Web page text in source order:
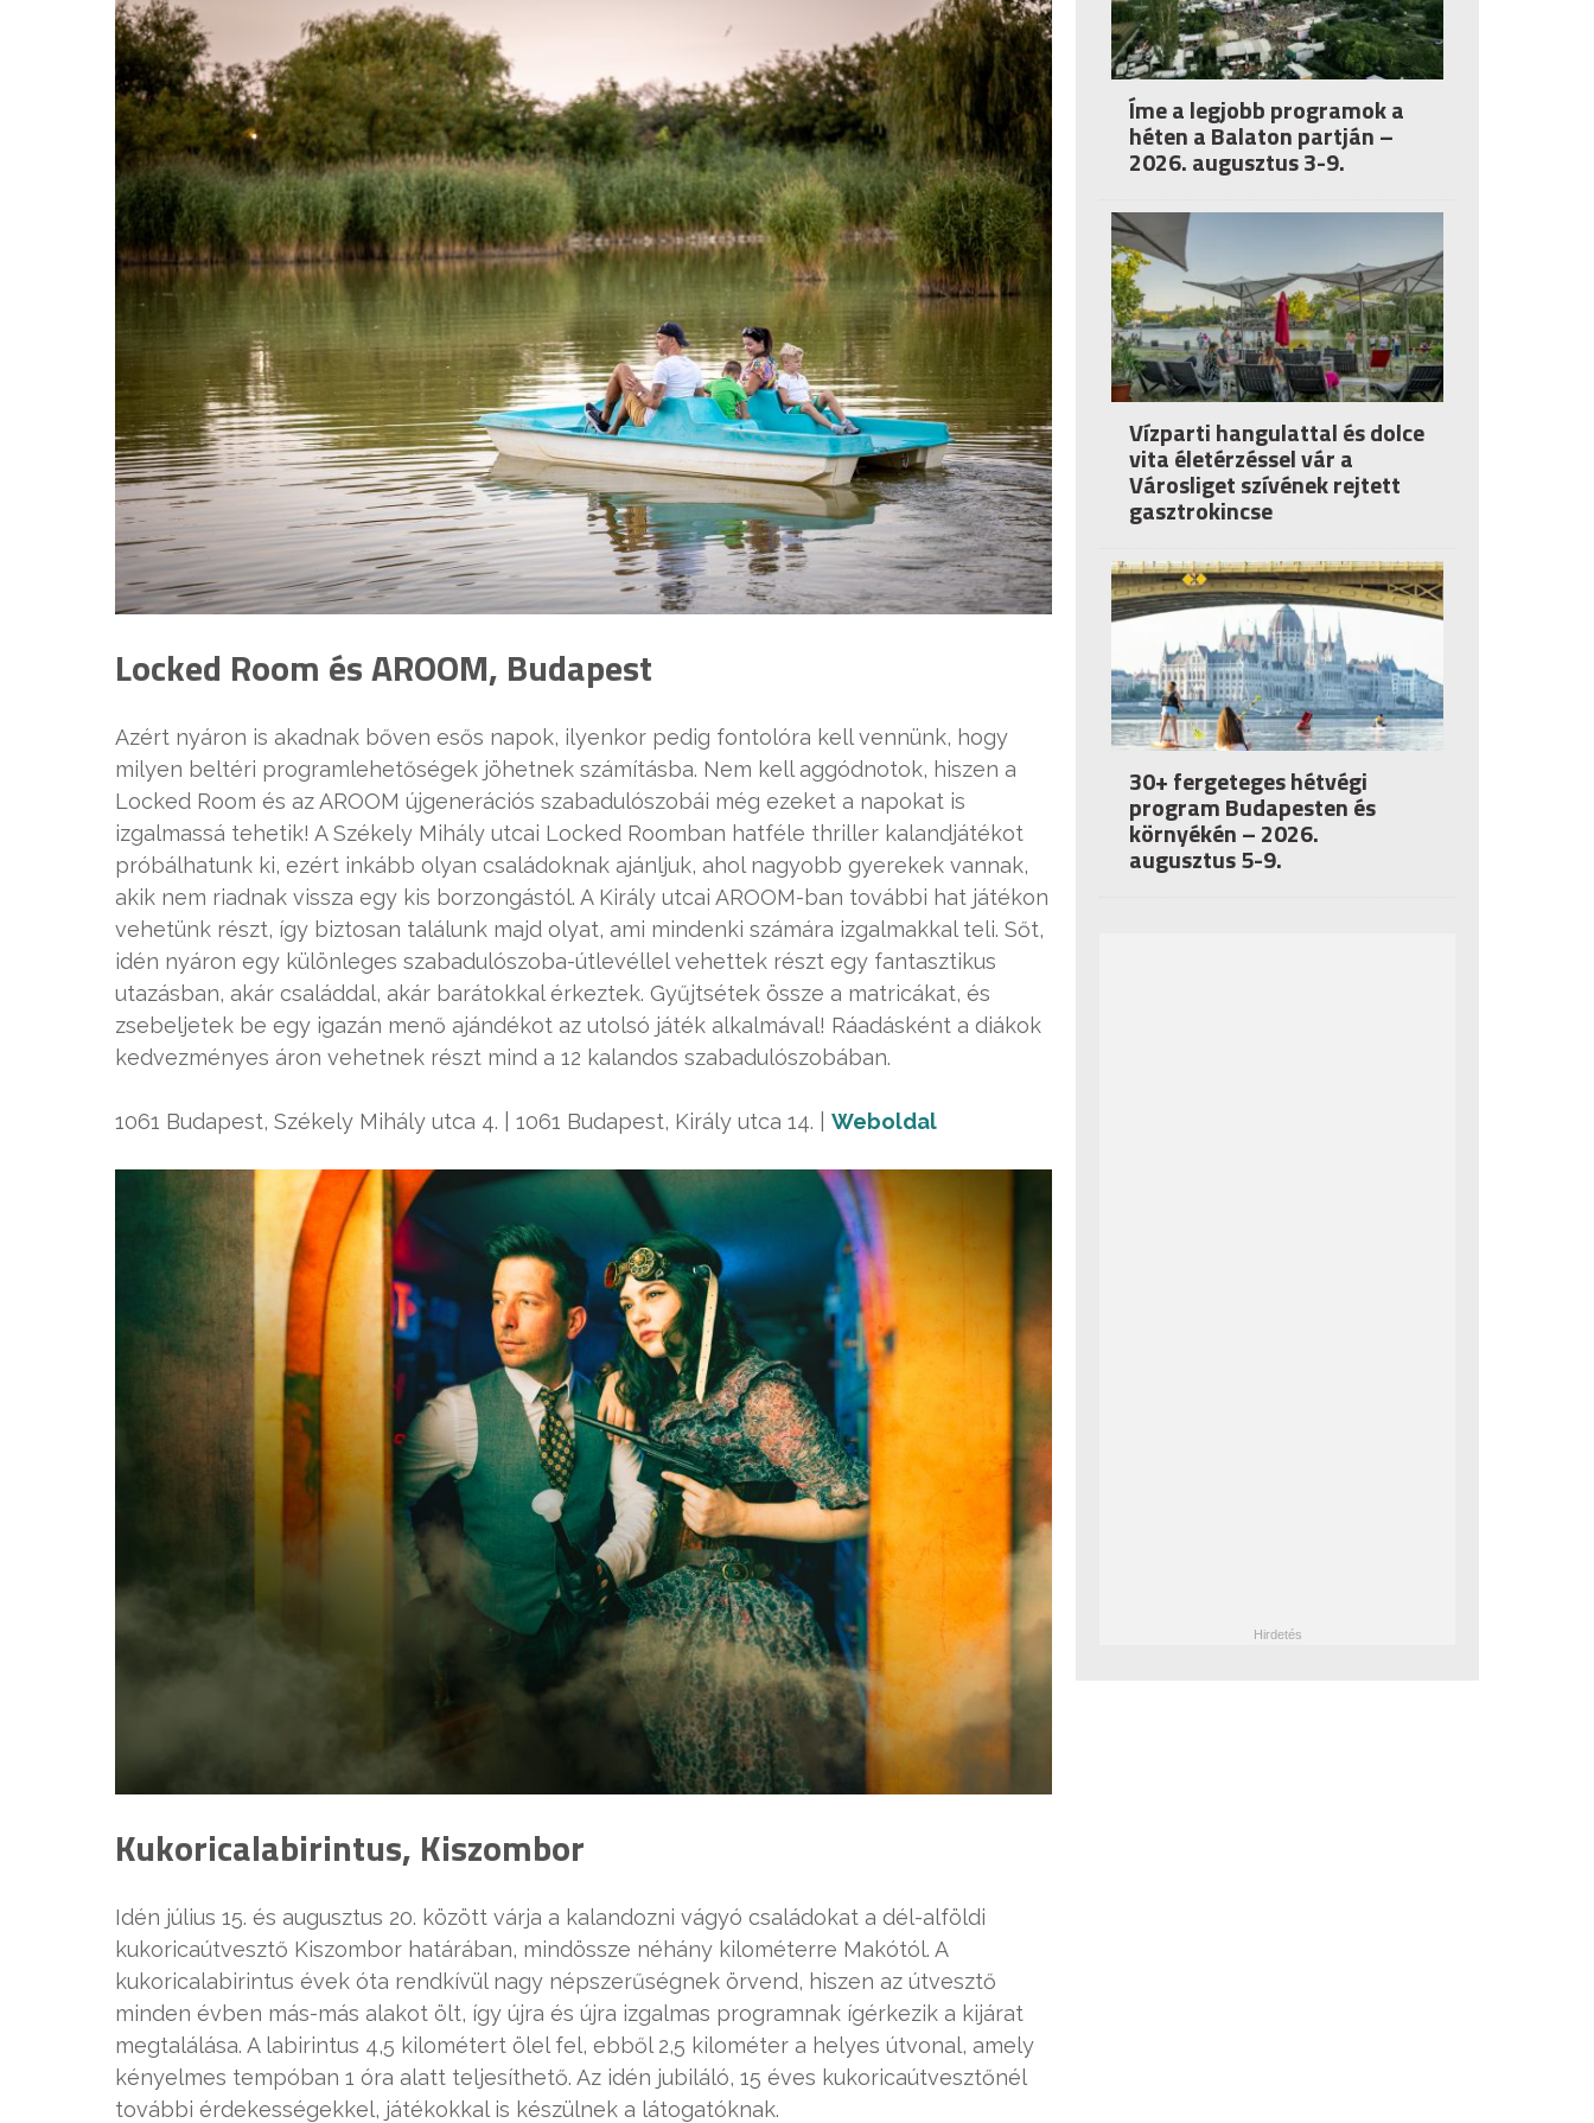
Locked Room és AROOM, Budapest
Azért nyáron is akadnak bőven esős napok, ilyenkor pedig fontolóra kell vennünk, hogy
milyen beltéri programlehetőségek jöhetnek számításba. Nem kell aggódnotok, hiszen a
Locked Room és az AROOM újgenerációs szabadulószobái még ezeket a napokat is
izgalmassá tehetik! A Székely Mihály utcai Locked Roomban hatféle thriller kalandjátékot
próbálhatunk ki, ezért inkább olyan családoknak ajánljuk, ahol nagyobb gyerekek vannak,
akik nem riadnak vissza egy kis borzongástól. A Király utcai AROOM-ban további hat játékon
vehetünk részt, így biztosan találunk majd olyat, ami mindenki számára izgalmakkal teli. Sőt,
idén nyáron egy különleges szabadulószoba-útlevéllel vehettek részt egy fantasztikus
utazásban, akár családdal, akár barátokkal érkeztek. Gyűjtsétek össze a matricákat, és
zsebeljetek be egy igazán menő ajándékot az utolsó játék alkalmával! Ráadásként a diákok
kedvezményes áron vehetnek részt mind a 12 kalandos szabadulószobában.
1061 Budapest, Székely Mihály utca 4. | 1061 Budapest, Király utca 14. | Weboldal
Kukoricalabirintus, Kiszombor
Idén július 15. és augusztus 20. között várja a kalandozni vágyó családokat a dél-alföldi
kukoricaútvesztő Kiszombor határában, mindössze néhány kilométerre Makótól. A
kukoricalabirintus évek óta rendkívül nagy népszerűségnek örvend, hiszen az útvesztő
minden évben más-más alakot ölt, így újra és újra izgalmas programnak ígérkezik a kijárat
megtalálása. A labirintus 4,5 kilométert ölel fel, ebből 2,5 kilométer a helyes útvonal, amely
kényelmes tempóban 1 óra alatt teljesíthető. Az idén jubiláló, 15 éves kukoricaútvesztőnél
további érdekességekkel, játékokkal is készülnek a látogatóknak.
Íme a legjobb programok a
héten a Balaton partján –
2026. augusztus 3-9.
Vízparti hangulattal és dolce
vita életérzéssel vár a
Városliget szívének rejtett
gasztrokincse
30+ fergeteges hétvégi
program Budapesten és
környékén – 2026.
augusztus 5-9.